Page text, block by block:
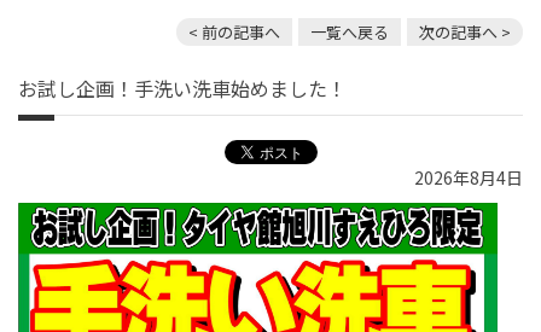
< 前の記事へ 一覧へ戻る 次の記事へ >
お試し企画！手洗い洗車始めました！
2026年8月4日